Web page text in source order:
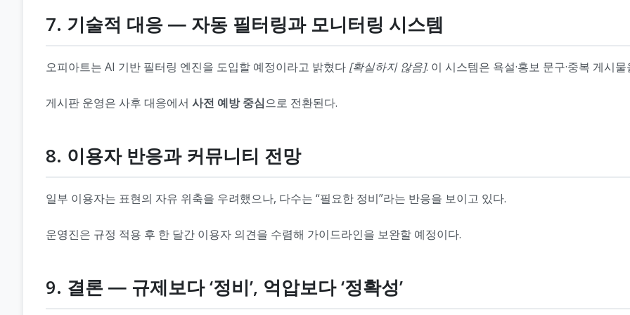
7. 기술적 대응 ― 자동 필터링과 모니터링 시스템
오피아트는 AI 기반 필터링 엔진을 도입할 예정이라고 밝혔다 [확실하지 않음]. 이 시스템은 욕설·홍보 문구·중복 게시
게시판 운영은 사후 대응에서 사전 예방 중심으로 전환된다.
8. 이용자 반응과 커뮤니티 전망
일부 이용자는 표현의 자유 위축을 우려했으나, 다수는 “필요한 정비”라는 반응을 보이고 있다.
운영진은 규정 적용 후 한 달간 이용자 의견을 수렴해 가이드라인을 보완할 예정이다.
9. 결론 ― 규제보다 ‘정비’, 억압보다 ‘정확성’